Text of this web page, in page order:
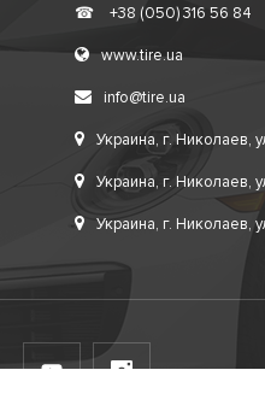
☎ +38 (050) 316 56 84
www.tire.ua
info@tire.ua
Украина, г. Николаев,
Украина, г. Николаев,
Украина, г. Николаев,